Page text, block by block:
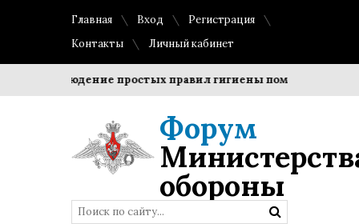
Главная Вход
Регистрация
Контакты
Личный кабинет
Соблюдение простых правил гигиены помогает
Форум
обороны